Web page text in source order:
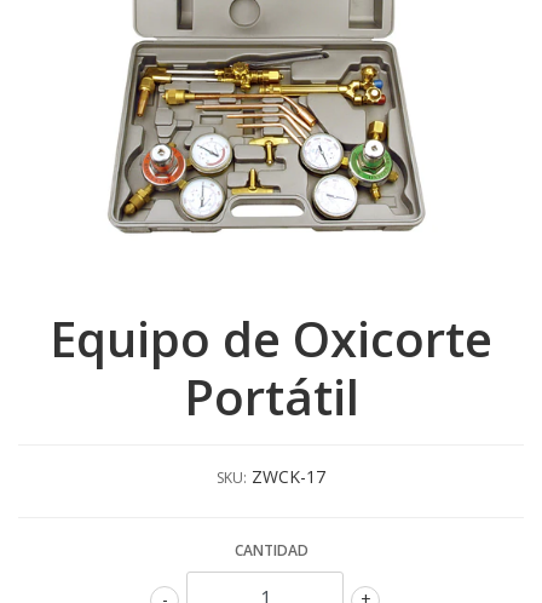
Equipo de Oxicorte
Portátil
SKU: ZWCK-17
CANTIDAD